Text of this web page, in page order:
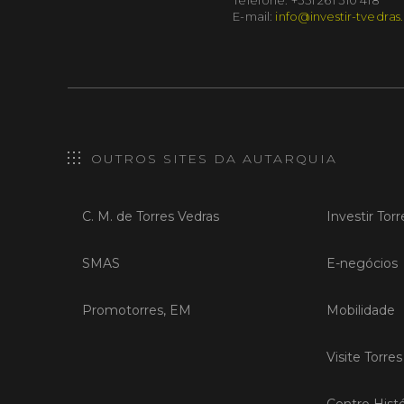
E-mail: info@investir-
OUTROS SITES DA AUTARQUIA
C. M. de Torres Vedras
SMAS
Promotorres, EM
Investir
E-negócios
Mobilidade
Visite